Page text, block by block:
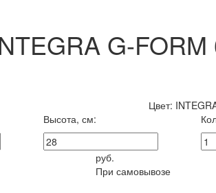
G-
Цвет:
Высота, см:
руб.
При самовывозе